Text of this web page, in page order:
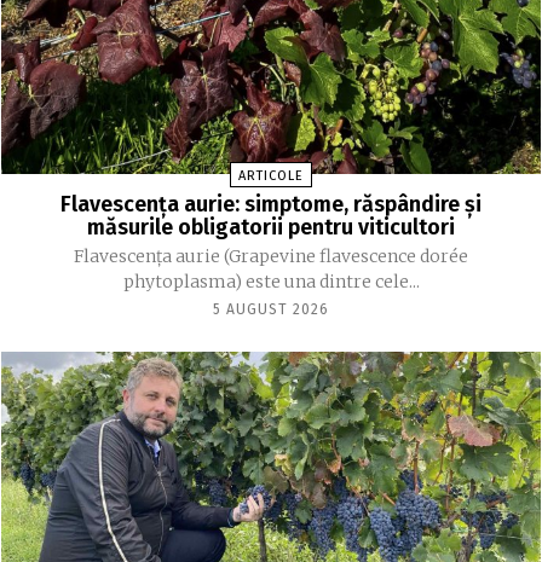
ARTICOLE
Flavescența aurie: simptome, răspândire și
măsurile obligatorii pentru viticultori
Flavescența aurie (Grapevine flavescence dorée
phytoplasma) este una dintre cele...
5 AUGUST 2026